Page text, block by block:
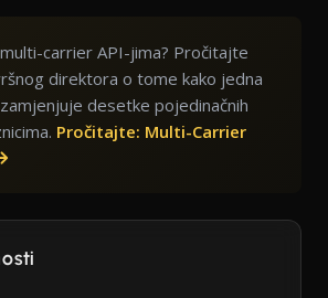
carrier API-jima? Pročitajte
direktora o tome kako jedna
desetke pojedinačnih
Pročitajte: Multi-Carrier